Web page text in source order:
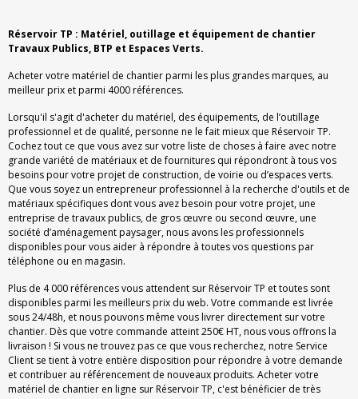
Réservoir TP : Matériel, outillage et équipement de chantier
Travaux Publics, BTP et Espaces Verts.
Acheter votre matériel de chantier parmi les plus grandes marques, au
meilleur prix et parmi 4000 références.
Lorsqu'il s'agit d'acheter du matériel, des équipements, de l’outillage
professionnel et de qualité, personne ne le fait mieux que Réservoir TP.
Cochez tout ce que vous avez sur votre liste de choses à faire avec notre
grande variété de matériaux et de fournitures qui répondront à tous vos
besoins pour votre projet de construction, de voirie ou d’espaces verts.
Que vous soyez un entrepreneur professionnel à la recherche d'outils et de
matériaux spécifiques dont vous avez besoin pour votre projet, une
entreprise de travaux publics, de gros œuvre ou second œuvre, une
société d’aménagement paysager, nous avons les professionnels
disponibles pour vous aider à répondre à toutes vos questions par
téléphone ou en magasin.
Plus de 4 000 références vous attendent sur Réservoir TP et toutes sont
disponibles parmi les meilleurs prix du web. Votre commande est livrée
sous 24/48h, et nous pouvons même vous livrer directement sur votre
chantier. Dès que votre commande atteint 250€ HT, nous vous offrons la
livraison ! Si vous ne trouvez pas ce que vous recherchez, notre Service
Client se tient à votre entière disposition pour répondre à votre demande
et contribuer au référencement de nouveaux produits. Acheter votre
matériel de chantier en ligne sur Réservoir TP, c'est bénéficier de très